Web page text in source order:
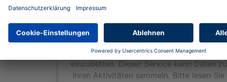
Wir benötigen Ihre Zustimmung, um den
Google Maps-Service zu laden!
Wir verwenden Google Maps, um Inhalte
einzubetten. Dieser Service kann Daten zu
Ihren Aktivitäten sammeln. Bitte lesen Sie